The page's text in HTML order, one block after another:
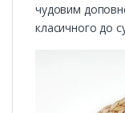
чудовим
класичного до